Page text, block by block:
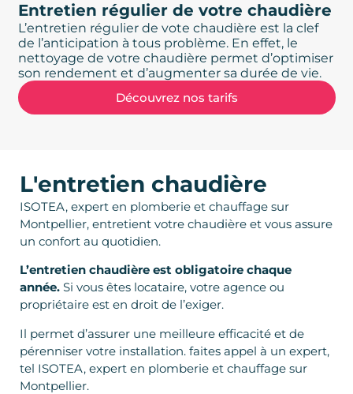
Entretien régulier de votre chaudière
L’entretien régulier de vote chaudière est la clef
de l’anticipation à tous problème. En effet, le
nettoyage de votre chaudière permet d’optimiser
son rendement et d’augmenter sa durée de vie.
Découvrez nos tarifs
L'entretien chaudière
ISOTEA, expert en plomberie et chauffage sur
Montpellier, entretient votre chaudière et vous assure
un confort au quotidien.
L’entretien chaudière est obligatoire chaque
année. Si vous êtes locataire, votre agence ou
propriétaire est en droit de l’exiger.
Il permet d’assurer une meilleure efficacité et de
pérenniser votre installation. faites appel à un expert,
tel ISOTEA, expert en plomberie et chauffage sur
Montpellier.